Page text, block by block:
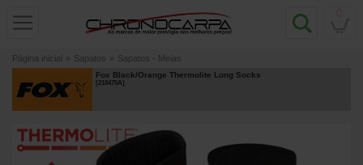
Página inicial » Sapatos » Sapatos - Meias
Fox Black/Orange Thermolite Long Socks
[218475A]